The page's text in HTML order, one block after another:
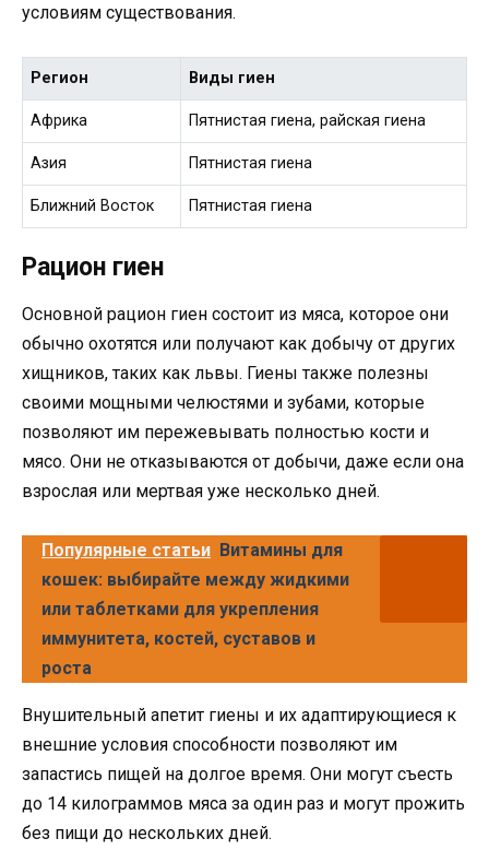
условиям существования.
Регион Виды гиен
Африка Пятнистая гиена, райская гиена
Азия Пятнистая гиена
Ближний Восток Пятнистая гиена
Рацион гиен
Основной рацион гиен состоит из мяса, которое они
обычно охотятся или получают как добычу от других
хищников, таких как львы. Гиены также полезны
своими мощными челюстями и зубами, которые
позволяют им пережевывать полностью кости и
мясо. Они не отказываются от добычи, даже если она
взрослая или мертвая уже несколько дней.
Популярные статьи Витамины для
кошек: выбирайте между жидкими
или таблетками для укрепления
иммунитета, костей, суставов и
роста
Внушительный апетит гиены и их адаптирующиеся к
внешние условия способности позволяют им
запастись пищей на долгое время. Они могут съесть
до 14 килограммов мяса за один раз и могут прожить
без пищи до нескольких дней.